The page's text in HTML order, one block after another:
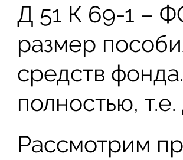
Д 51 К 69-1 –
размер
средств
полностью,
Рассмотрим